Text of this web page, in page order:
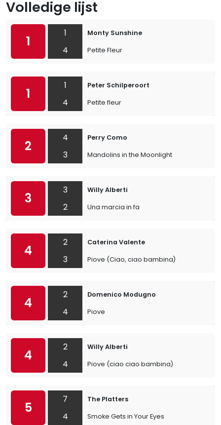
Volledige lijst
1
1
4
Monty Sunshine
Petite Fleur
1
1
4
Peter Schilperoort
Petite fleur
2
4
3
Perry Como
Mandolins in the Moonlight
3
3
2
Willy Alberti
Una marcia in fa
4
2
3
Caterina Valente
Piove (Ciao, ciao bambina)
4
2
4
Domenico Modugno
Piove
4
2
4
Willy Alberti
Piove (ciao ciao bambina)
5
7
4
The Platters
Smoke Gets in Your Eyes